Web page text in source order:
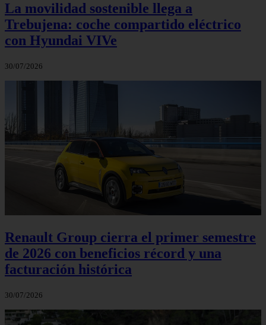
La movilidad sostenible llega a
Trebujena: coche compartido eléctrico
con Hyundai VIVe
30/07/2026
Renault Group cierra el primer semestre
de 2026 con beneficios récord y una
facturación histórica
30/07/2026